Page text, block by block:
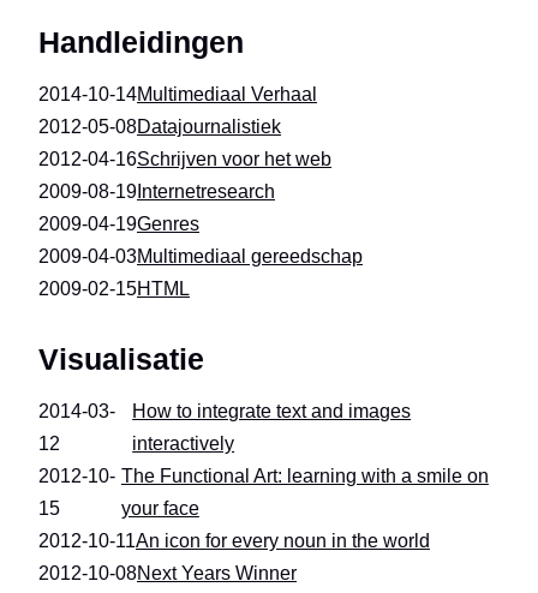
Handleidingen
2014-10-14Multimediaal Verhaal
2012-05-08Datajournalistiek
2012-04-16Schrijven voor het web
2009-08-19 Internetresearch
2009-04-19Genres
2009-04-03Multimediaal gereedschap
2009-02-15HTML
Visualisatie
2014-03-
12
How to integrate text and images
interactively
2012-10-
15
The Functional Art: learning with a smile on
your face
2012-10-11An icon for every noun in the world
2012-10-08Next Years Winner